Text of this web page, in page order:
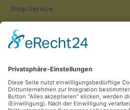
Shop Service
Unsere Vorteile
Zahlungsarten
Ladengeschäft